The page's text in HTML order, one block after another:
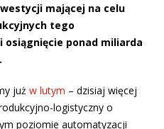
mającej na celu
tego
osiągnięcie ponad miliarda
już w lutym – dzisiaj więcej
logistyczny o
poziomie automatyzacji